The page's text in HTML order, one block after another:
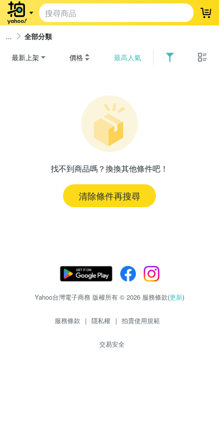
登
全部分類
最新上架 價格 最高人氣
找不到商品嗎？換換其他條件吧！
清除條件再搜尋
Yahoo台灣電子商務 版權所有 © 2026 服務條款(更新)
服務條款 | 隱私權 | 拍賣使用規範
交易安全